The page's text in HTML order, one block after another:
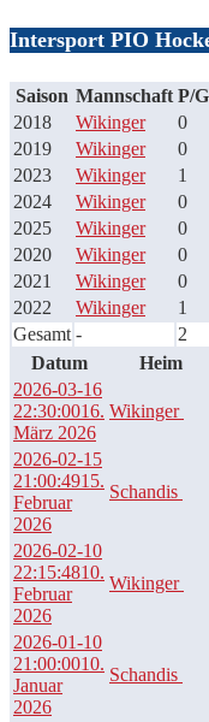
Intersport PIO
Saison Mannschaft P/G
2018
Wikinger 0
2019
Wikinger 0
2023
Wikinger 1
2024
Wikinger 0
2025
Wikinger 0
2020
Wikinger 0
2021
Wikinger 0
2022
Wikinger 1
Gesamt - 2
Datum
Heim
2026-03-16
22:30:0016.
März 2026
Wikinger
2026-02-15
21:00:4915.
Februar
2026
Schandis
2026-02-10
22:15:4810.
Februar
2026
Wikinger
2026-01-10
21:00:0010.
Januar
2026
Schandis